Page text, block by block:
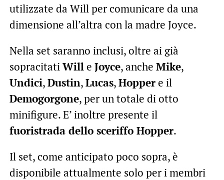
utilizzate da Will per comunicare da una
dimensione all’altra con la madre Joyce.
Nella set saranno inclusi, oltre ai già
sopracitati Will e Joyce, anche Mike,
Undici,Dustin,Lucas,Hoppere il
Demogorgone, per un totale di otto
minifigure. E’ inoltre presente il
fuoristrada dello sceriffo Hopper.
Il set, come anticipato poco sopra, è
disponibile attualmente solo per i membri